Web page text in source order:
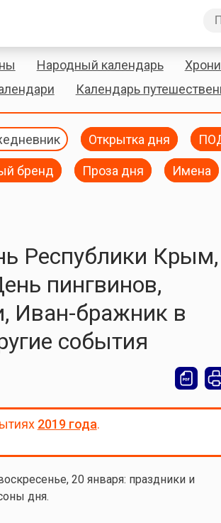
Народный календарь
Календарь
Открытка дня
бренд Проза дня Имена
Республики Крым,
пингвинов,
Иван-бражник в
события
2019 года.
20 января: праздники и
дня.